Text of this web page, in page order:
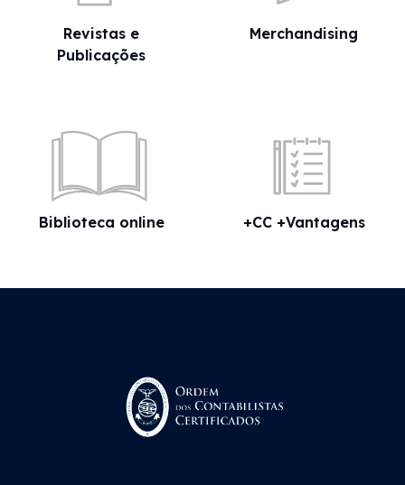
Revistas e
Publicações
Merchandising
Biblioteca online +CC +Vantagens